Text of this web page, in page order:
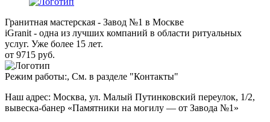
Гранитная мастерская - Завод №1 в Москве
iGranit - одна из лучших компаний в области ритуальных
услуг. Уже более 15 лет.
от 9715 руб.
Режим работы:, См. в разделе "Контакты"
Наш адрес: Москва, ул. Малый Путинковский переулок, 1/2,
вывеска-банер «Памятники на могилу — от Завода №1»